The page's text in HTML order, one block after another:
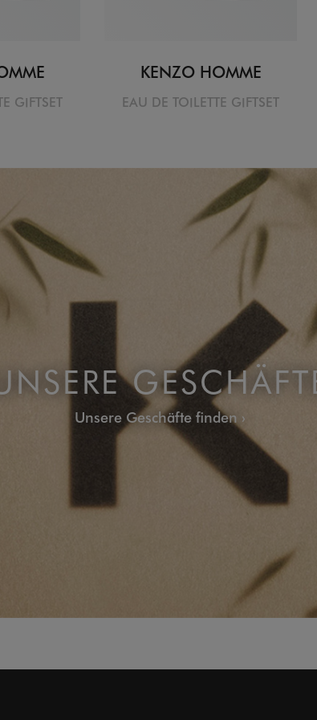
GIFTSET
KENZO HOMME
EAU DE TOILETTE GIFTSET
Unsere Geschäfte finden